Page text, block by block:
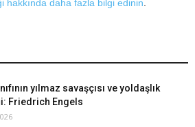
hakkında daha fazla bilgi edinin
yılmaz savaşçısı ve yoldaşlık
Friedrich Engels